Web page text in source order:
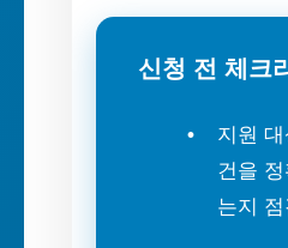
신청 전 체크
지원
건을
는지 점